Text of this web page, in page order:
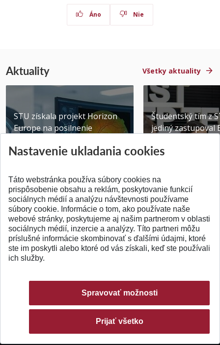
Áno Nie
Aktuality Všetky aktuality
STU získala projekt Horizon
Europe na posilnenie
Publikované 31.07.2026
Študentský tím z
jediný zastupoval
Publikované
SPÄŤ NA VRCH
Nastavenie ukladania cookies
Táto webstránka používa súbory cookies na
prispôsobenie obsahu a reklám, poskytovanie funkcií
sociálnych médií a analýzu návštevnosti používame
súbory cookie. Informácie o tom, ako používate naše
webové stránky, poskytujeme aj našim partnerom v oblasti
sociálnych médií, inzercie a analýzy. Títo partneri môžu
príslušné informácie skombinovať s ďalšími údajmi, ktoré
ste im poskytli alebo ktoré od vás získali, keď ste používali
ich služby.
Spravovať možnosti
Prijať všetko